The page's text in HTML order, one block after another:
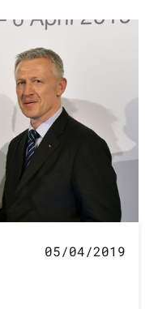
05/04/2019